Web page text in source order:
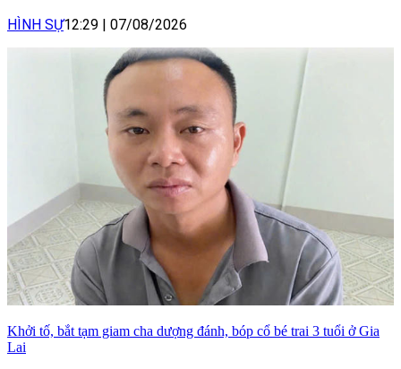
HÌNH SỰ12:29 07/08/2026
Khởi tố, bắt tạm giam cha dượng đánh, bóp cổ bé trai 3 tuổi ở Gia
Lai